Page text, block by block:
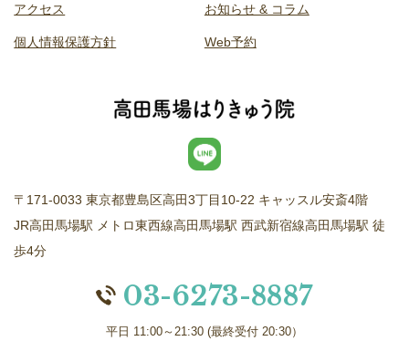
〒171-0033 東京都豊島区高田3丁目10-22 キャッスル安斎4階
JR高田馬場駅 メトロ東西線高田馬場駅 西武新宿線高田馬場駅 徒
歩4分
03-6273-8887
平日 11:00～21:30 (最終受付 20:30）
アクセス お知らせ & コラム
個人情報保護方針 Web予約